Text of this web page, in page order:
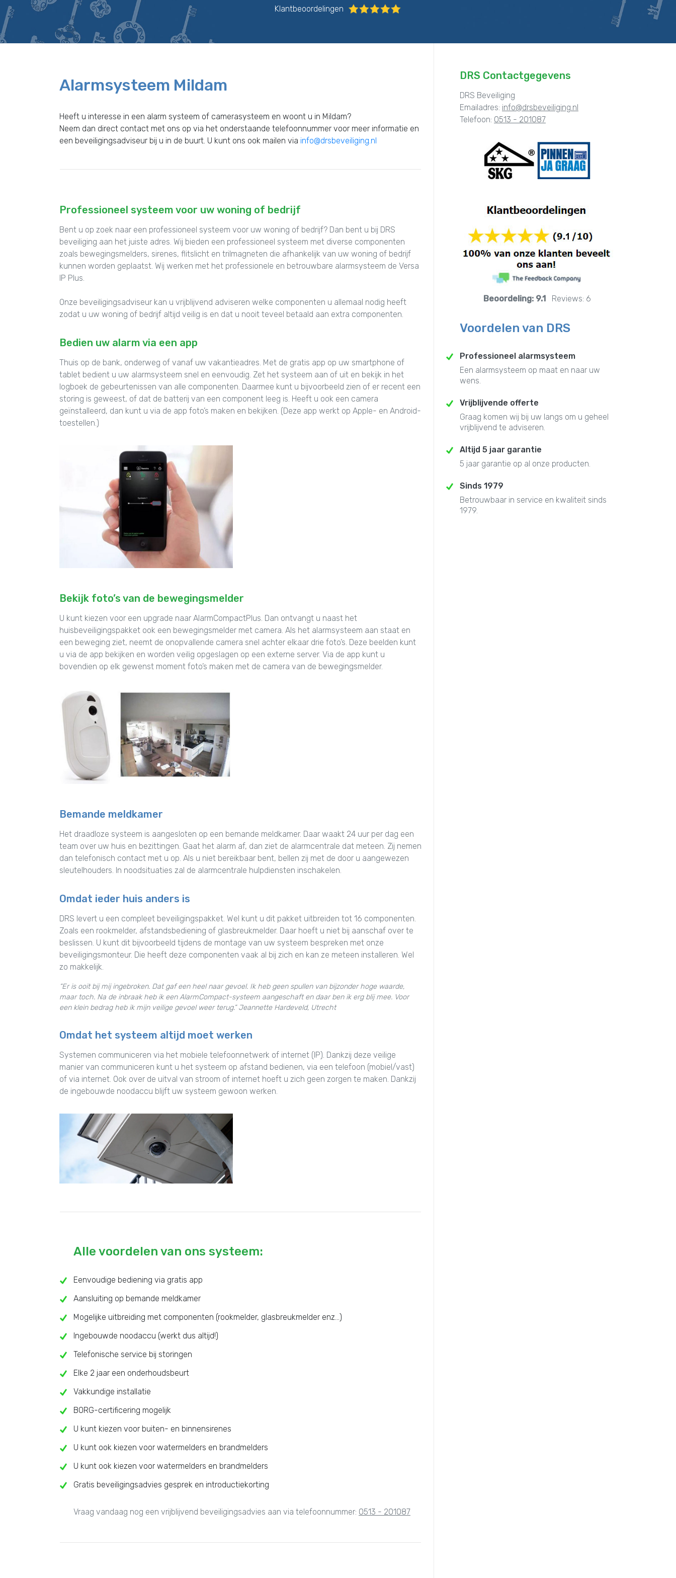
Klantbeoordelingen
Alarmsysteem Mildam
Heeft u interesse in een alarm systeem of camerasysteem en woont u in Mildam?
Neem dan direct contact met ons op via het onderstaande telefoonnummer voor meer informatie en
een beveiligingsadviseur bij u in de buurt. U kunt ons ook mailen via info@drsbeveiliging.nl
Professioneel systeem voor uw woning of bedrijf
Bent u op zoek naar een professioneel systeem voor uw woning of bedrijf? Dan bent u bij DRS
beveiliging aan het juiste adres. Wij bieden een professioneel systeem met diverse componenten
zoals bewegingsmelders, sirenes, flitslicht en trilmagneten die afhankelijk van uw woning of bedrijf
kunnen worden geplaatst. Wij werken met het professionele en betrouwbare alarmsysteem de Versa
IP Plus.
Onze beveiligingsadviseur kan u vrijblijvend adviseren welke componenten u allemaal nodig heeft
zodat u uw woning of bedrijf altijd veilig is en dat u nooit teveel betaald aan extra componenten.
Bedien uw alarm via een app
Thuis op de bank, onderweg of vanaf uw vakantieadres. Met de gratis app op uw smartphone of
tablet bedient u uw alarmsysteem snel en eenvoudig. Zet het systeem aan of uit en bekijk in het
logboek de gebeurtenissen van alle componenten. Daarmee kunt u bijvoorbeeld zien of er recent een
storing is geweest, of dat de batterij van een component leeg is. Heeft u ook een camera
geïnstalleerd, dan kunt u via de app foto’s maken en bekijken. (Deze app werkt op Apple- en Android-
toestellen.)
Bekijk foto’s van de bewegingsmelder
U kunt kiezen voor een upgrade naar AlarmCompactPlus. Dan ontvangt u naast het
huisbeveiligingspakket ook een bewegingsmelder met camera. Als het alarmsysteem aan staat en
een beweging ziet, neemt de onopvallende camera snel achter elkaar drie foto’s. Deze beelden kunt
u via de app bekijken en worden veilig opgeslagen op een externe server. Via de app kunt u
bovendien op elk gewenst moment foto’s maken met de camera van de bewegingsmelder.
Bemande meldkamer
Het draadloze systeem is aangesloten op een bemande meldkamer. Daar waakt 24 uur per dag een
team over uw huis en bezittingen. Gaat het alarm af, dan ziet de alarmcentrale dat meteen. Zij nemen
dan telefonisch contact met u op. Als u niet bereikbaar bent, bellen zij met de door u aangewezen
sleutelhouders. In noodsituaties zal de alarmcentrale hulpdiensten inschakelen.
Omdat ieder huis anders is
DRS levert u een compleet beveiligingspakket. Wel kunt u dit pakket uitbreiden tot 16 componenten.
Zoals een rookmelder, afstandsbediening of glasbreukmelder. Daar hoeft u niet bij aanschaf over te
beslissen. U kunt dit bijvoorbeeld tijdens de montage van uw systeem bespreken met onze
beveiligingsmonteur. Die heeft deze componenten vaak al bij zich en kan ze meteen installeren. Wel
zo makkelijk.
“Er is ooit bij mij ingebroken. Dat gaf een heel naar gevoel. Ik heb geen spullen van bijzonder hoge waarde,
maar toch. Na de inbraak heb ik een AlarmCompact-systeem aangeschaft en daar ben ik erg blij mee. Voor
een klein bedrag heb ik mijn veilige gevoel weer terug.” Jeannette Hardeveld, Utrecht
Omdat het systeem altijd moet werken
Systemen communiceren via het mobiele telefoonnetwerk of internet (IP). Dankzij deze veilige
manier van communiceren kunt u het systeem op afstand bedienen, via een telefoon (mobiel/vast)
of via internet. Ook over de uitval van stroom of internet hoeft u zich geen zorgen te maken. Dankzij
de ingebouwde noodaccu blijft uw systeem gewoon werken.
Alle voordelen van ons systeem:
Eenvoudige bediening via gratis app
Aansluiting op bemande meldkamer
Mogelijke uitbreiding met componenten (rookmelder, glasbreukmelder enz...)
Ingebouwde noodaccu (werkt dus altijd!)
Telefonische service bij storingen
Elke 2 jaar een onderhoudsbeurt
Vakkundige installatie
BORG-certificering mogelijk
U kunt kiezen voor buiten- en binnensirenes
U kunt ook kiezen voor watermelders en brandmelders
U kunt ook kiezen voor watermelders en brandmelders
Gratis beveiligingsadvies gesprek en introductiekorting
Vraag vandaag nog een vrijblijvend beveiligingsadvies aan via telefoonnummer: 0513 - 201087
DRS Contactgegevens
DRS Beveiliging
Emailadres: info@drsbeveiliging.nl
Telefoon: 0513 - 201087
Beoordeling: 9.1 Reviews: 6
Voordelen van DRS
Professioneel alarmsysteem
Een alarmsysteem op maat en naar uw
wens.
Vrijblijvende offerte
Graag komen wij bij uw langs om u geheel
vrijblijvend te adviseren.
Altijd 5 jaar garantie
5 jaar garantie op al onze producten.
Sinds 1979
Betrouwbaar in service en kwaliteit sinds
1979.